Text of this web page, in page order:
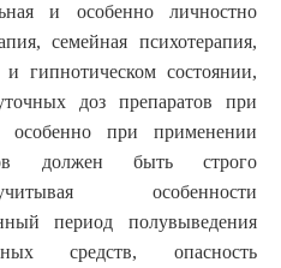
и особенно личностно
семейная психотерапия,
гипнотическом состоянии,
доз препаратов при
особенно при применении
должен быть строго
особенности
период полувыведения
средств, опасность